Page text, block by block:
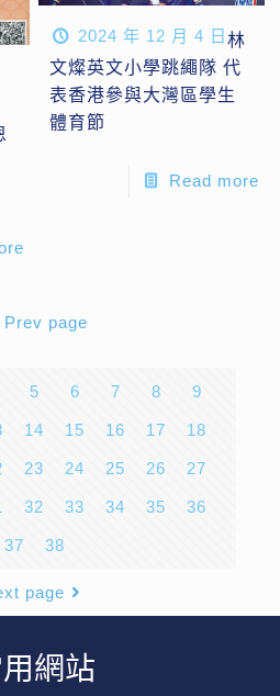
2024 年 12 月 4 日林
文燦英文小學跳繩隊 代
表香港參與大灣區學生
體育節
Read more
Prev page
5 6 7 8 9
14 15 16 17 18
23 24 25 26 27
32 33 34 35 36
37 38
page
網站